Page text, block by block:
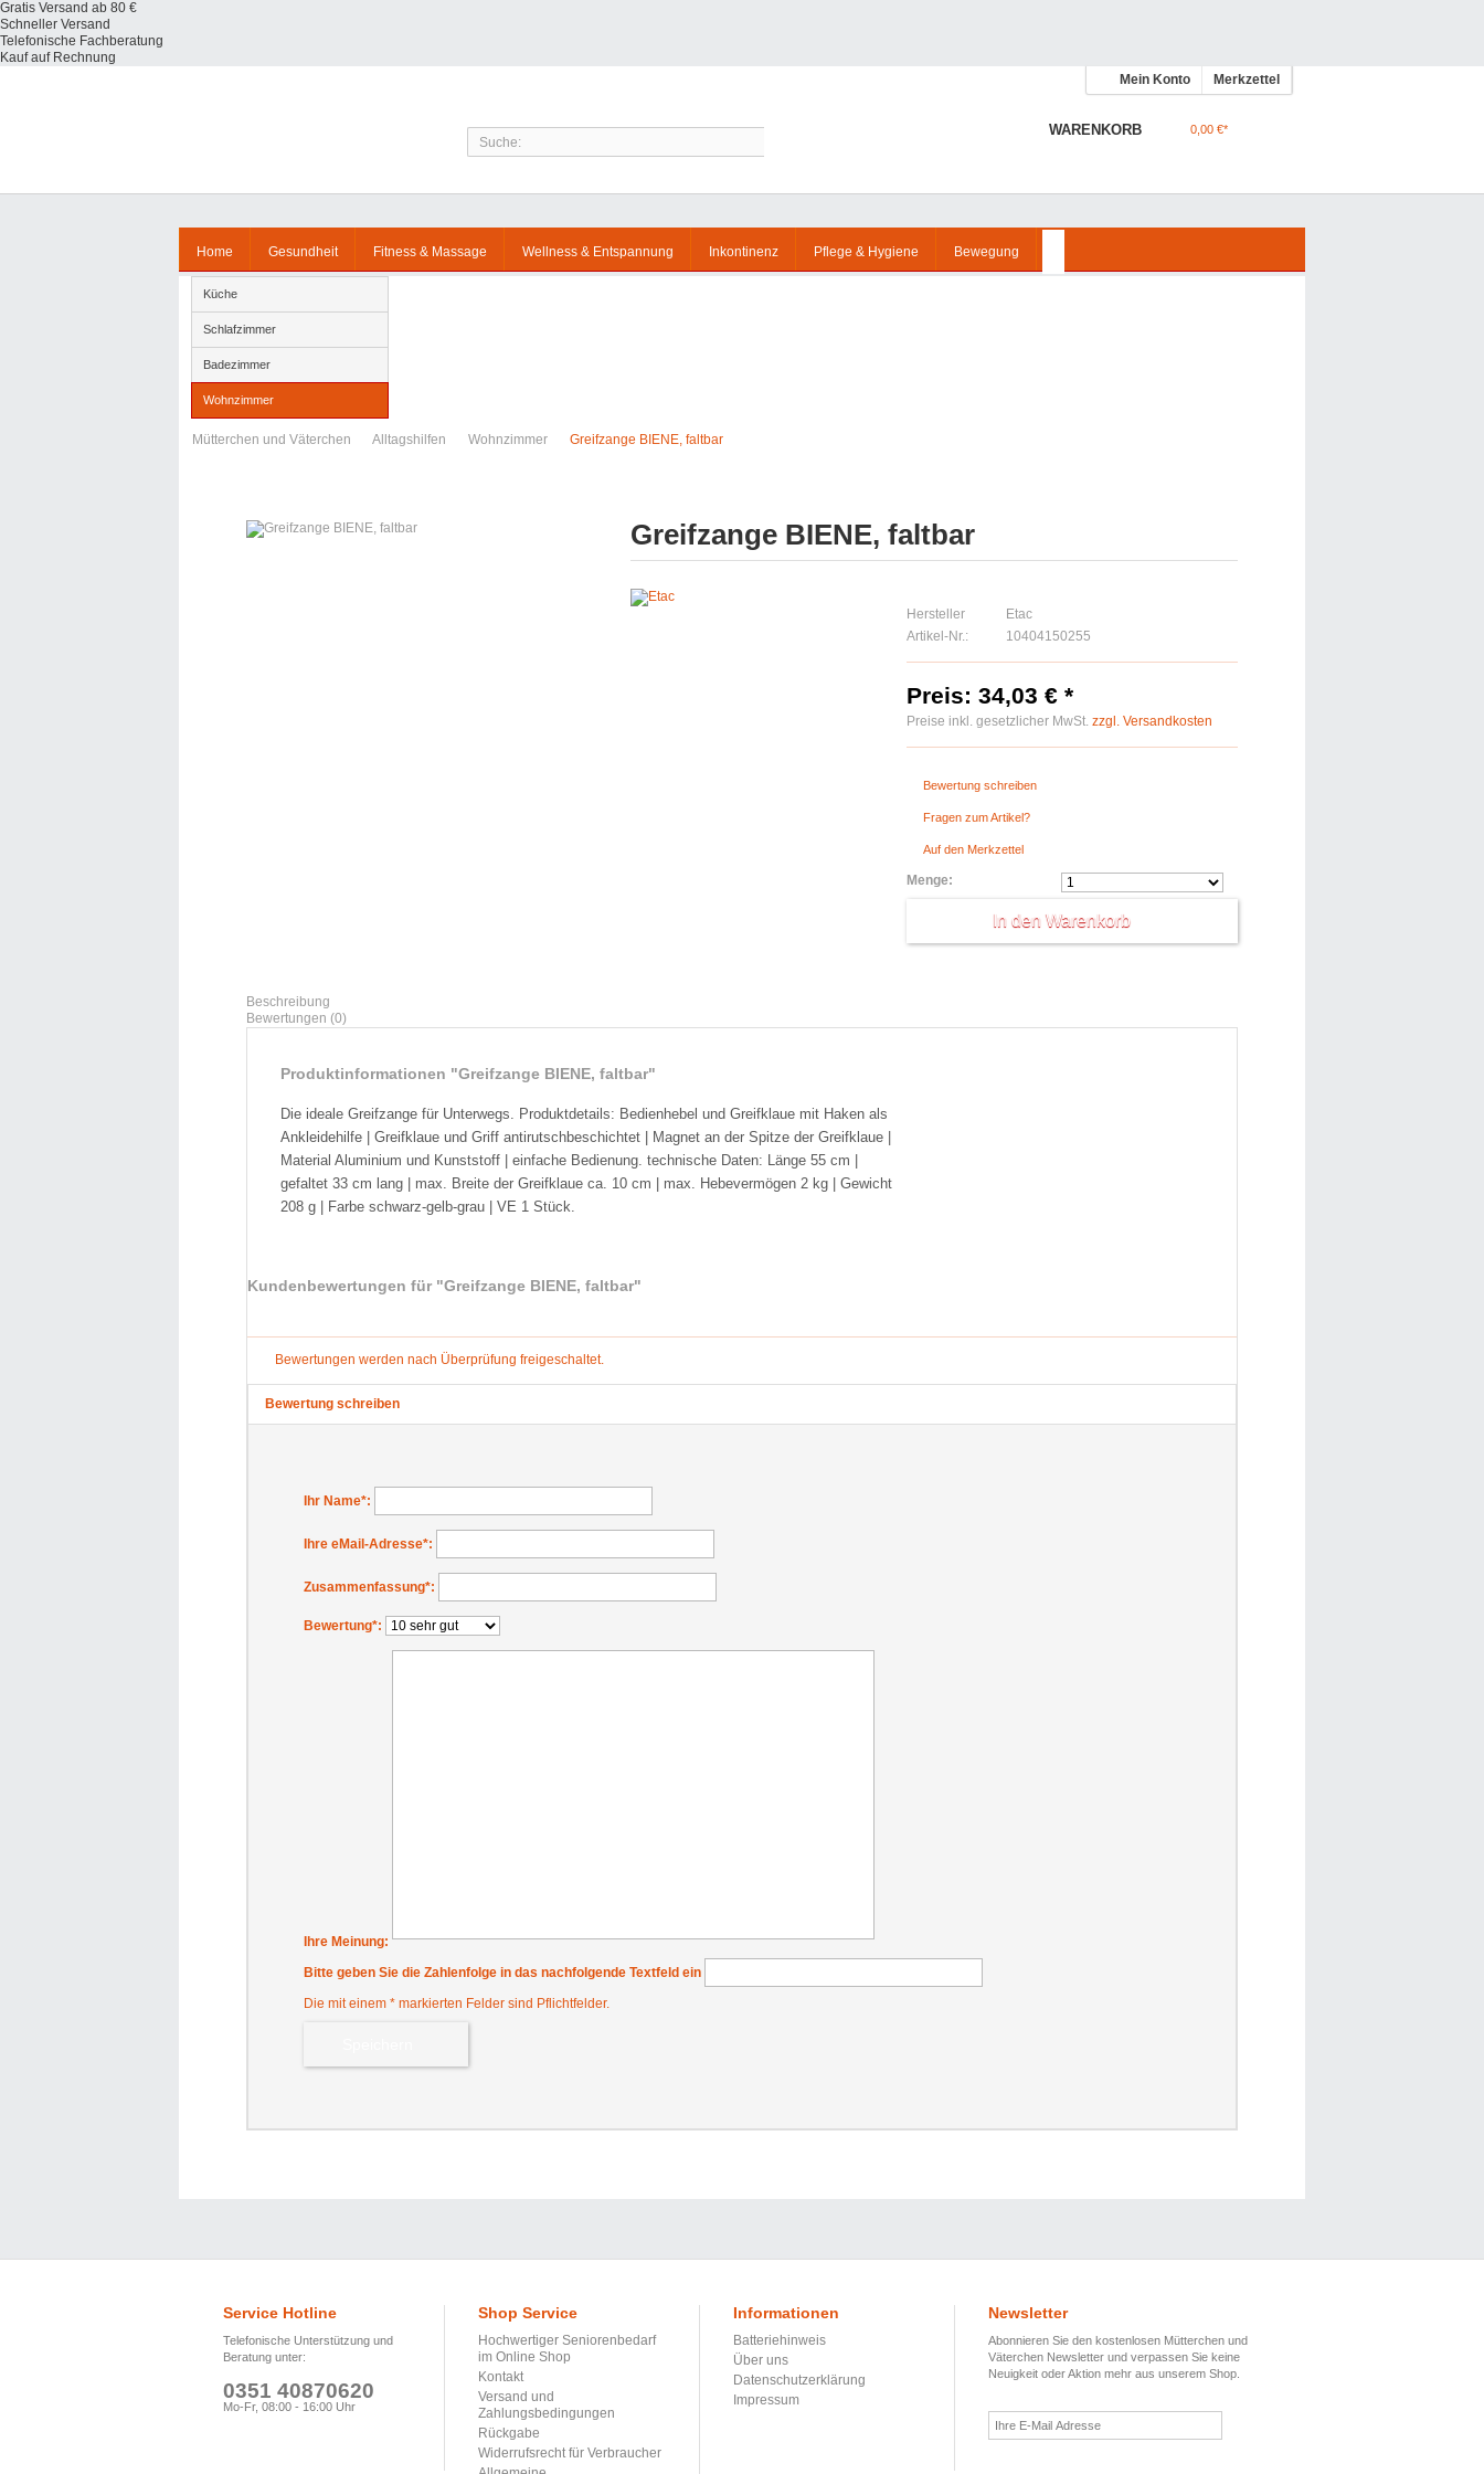
Gratis Versand ab 80 €
Schneller Versand
Telefonische Fachberatung
Kauf auf Rechnung
Mein Konto
Merkzettel
WARENKORB 0,00 €*
Home Gesundheit Fitness & Massage Wellness & Entspannung Inkontinenz Pflege & Hygiene Bewegung
Küche
Schlafzimmer
Badezimmer
Wohnzimmer
Mütterchen und Väterchen Alltagshilfen Wohnzimmer Greifzange BIENE, faltbar
Greifzange BIENE, faltbar
Hersteller
Etac
Artikel-Nr.:
10404150255
Preis: 34,03 € *
Preise inkl. gesetzlicher MwSt. zzgl. Versandkosten
Bewertung schreiben
Fragen zum Artikel?
Auf den Merkzettel
Menge:
Beschreibung
Bewertungen (0)
Produktinformationen "Greifzange BIENE, faltbar"
Die ideale Greifzange für Unterwegs. Produktdetails: Bedienhebel und Greifklaue mit Haken als
Ankleidehilfe | Greifklaue und Griff antirutschbeschichtet | Magnet an der Spitze der Greifklaue |
Material Aluminium und Kunststoff | einfache Bedienung. technische Daten: Länge 55 cm |
gefaltet 33 cm lang | max. Breite der Greifklaue ca. 10 cm | max. Hebevermögen 2 kg | Gewicht
208 g | Farbe schwarz-gelb-grau | VE 1 Stück.
Kundenbewertungen für "Greifzange BIENE, faltbar"
Bewertungen werden nach Überprüfung freigeschaltet.
Bewertung schreiben
Ihr Name*:
Ihre eMail-Adresse*:
Zusammenfassung*:
Bewertung*:
Ihre Meinung:
Bitte geben Sie die Zahlenfolge in das nachfolgende Textfeld ein
Die mit einem * markierten Felder sind Pflichtfelder.
Service Hotline
Telefonische Unterstützung und
Beratung unter:
0351 40870620
Mo-Fr, 08:00 - 16:00 Uhr
Shop Service
Hochwertiger Seniorenbedarf
im Online Shop
Kontakt
Versand und
Zahlungsbedingungen
Rückgabe
Widerrufsrecht für Verbraucher
Informationen
Batteriehinweis
Über uns
Datenschutzerklärung
Impressum
Newsletter
Abonnieren Sie den kostenlosen Mütterchen und
Väterchen Newsletter und verpassen Sie keine
Neuigkeit oder Aktion mehr aus unserem Shop.